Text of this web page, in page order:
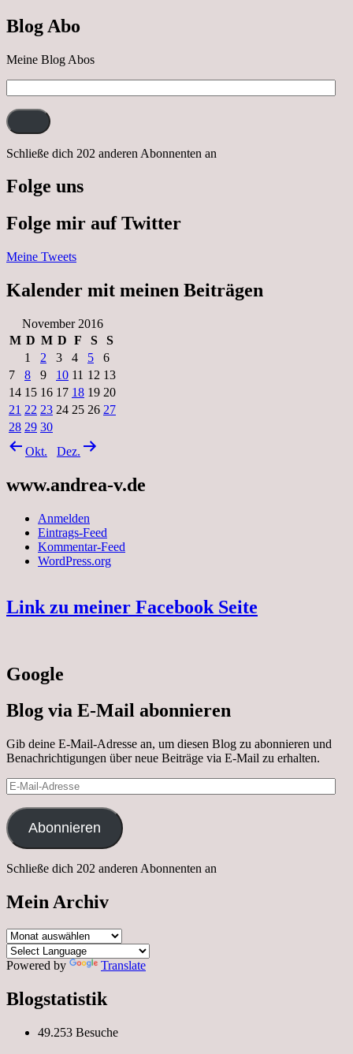
Blog Abo
Meine Blog Abos
Mail-
Adresse:
Schließe dich 202 anderen Abonnenten an
Folge uns
Folge mir auf Twitter
Meine Tweets
Kalender mit meinen Beiträgen
November 2016
M D M D F S
S
1
2 3 4 5
6
7
8 9 10 11 12 13
14 15 16 17 18 19 20
21 22 23 24 25 26 27
28 29 30
Okt.
Dez.
www.andrea-v.de
Anmelden
Eintrags-Feed
Kommentar-Feed
WordPress.org
Link zu meiner Facebook Seite
Google
Blog via E-Mail abonnieren
Gib deine E-Mail-Adresse an, um diesen Blog zu abonnieren und
Benachrichtigungen über neue Beiträge via E-Mail zu erhalten.
E-
Mail-
Adresse
Abonnieren
Schließe dich 202 anderen Abonnenten an
Mein Archiv
Mein
Archiv
Powered by
Translate
Blogstatistik
49.253 Besuche